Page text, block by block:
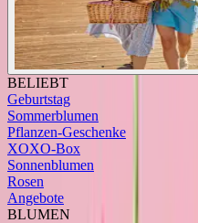
BELIEBT
Geburtstag
Sommerblumen
Pflanzen-Geschenke
XOXO-Box
Sonnenblumen
Rosen
Angebote
BLUMEN